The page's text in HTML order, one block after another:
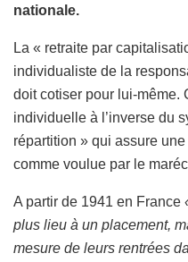
nationale.
La « retraite par
individualiste de la
doit cotiser pour lui-même.
individuelle à l’inverse du
répartition » qui assure
comme voulue par le
A partir de 1941 en France
plus lieu à un placement,
mesure de leurs rentrées